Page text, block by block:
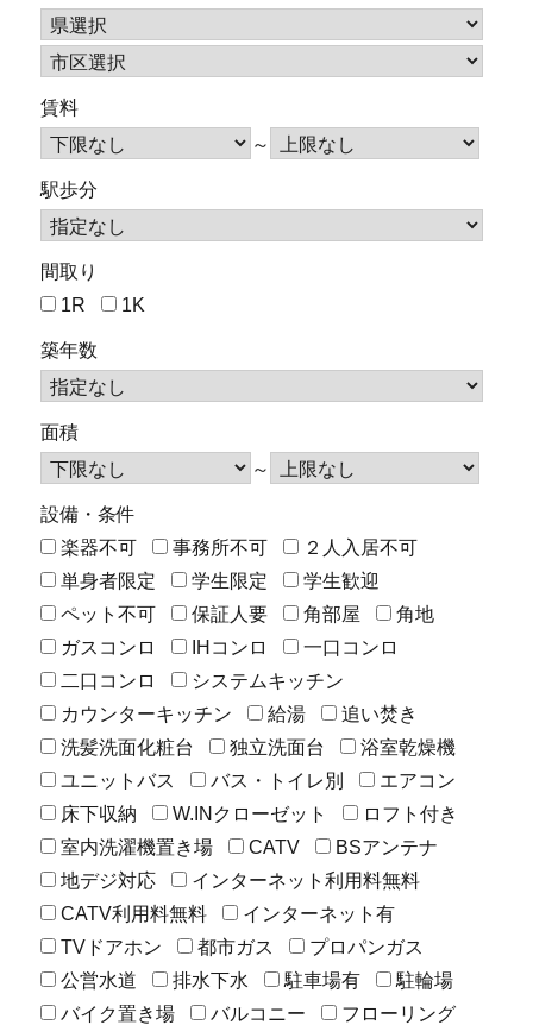
賃料
～
駅歩分
間取り
1R
1K
築年数
面積
～
設備・条件
楽器不可
事務所不可
２人入居不可
単身者限定
学生限定
学生歓迎
ペット不可
保証人要 角部屋
角地
ガスコンロ
IHコンロ
一口コンロ
二口コンロ
システムキッチン
カウンターキッチン
給湯
追い焚き
洗髪洗面化粧台
独立洗面台
浴室乾燥機
ユニットバス
バス・トイレ別
エアコン
床下収納
W.INクローゼット
ロフト付き
室内洗濯機置き場
CATV
BSアンテナ
地デジ対応
インターネット利用料無料
CATV利用料無料
インターネット有
TVドアホン
都市ガス
プロパンガス
公営水道
排水下水 駐車場有
駐輪場
バイク置き場
バルコニー フローリング